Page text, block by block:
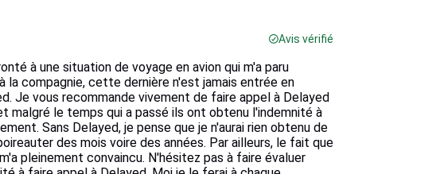
Avis vérifié
à une situation de voyage en avion qui m'a paru
la compagnie, cette dernière n'est jamais entrée en
Je vous recommande vivement de faire appel à Delayed
malgré le temps qui a passé ils ont obtenu l'indemnité à
Sans Delayed, je pense que je n'aurai rien obtenu de
des mois voire des années. Par ailleurs, le fait que
pleinement convaincu. N'hésitez pas à faire évaluer